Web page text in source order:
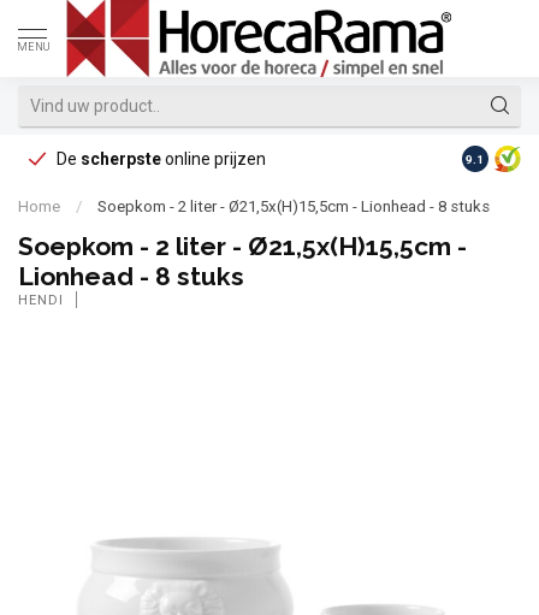
MENU
De scherpsteonline prijzen Op
9.1
Home / Soepkom - 2 liter - Ø21,5x(H)15,5cm - Lionhead - 8 stuks
Soepkom - 2 liter - Ø21,5x(H)15,5cm -
Lionhead - 8 stuks
HENDI